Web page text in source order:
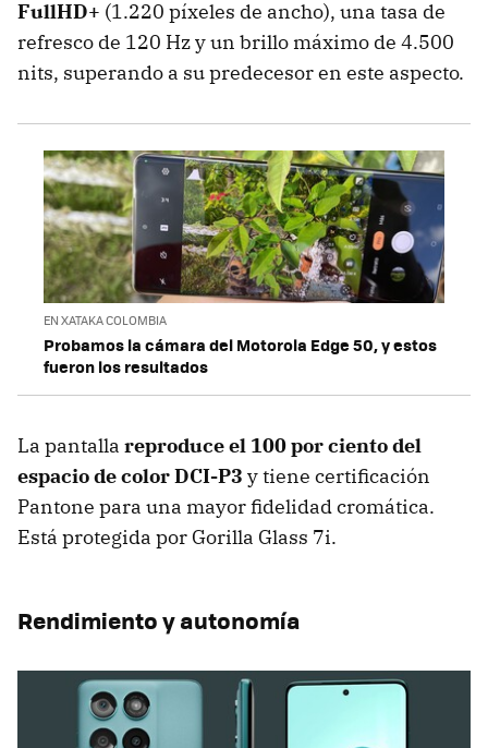
FullHD+ (1.220 píxeles de ancho), una tasa de
refresco de 120 Hz y un brillo máximo de 4.500
nits, superando a su predecesor en este aspecto.
EN XATAKA COLOMBIA
Probamos la cámara del Motorola Edge 50, y estos
fueron los resultados
La pantalla reproduce el 100 por ciento del
espacio de color DCI-P3 y tiene certificación
Pantone para una mayor fidelidad cromática.
Está protegida por Gorilla Glass 7i.
Rendimiento y autonomía